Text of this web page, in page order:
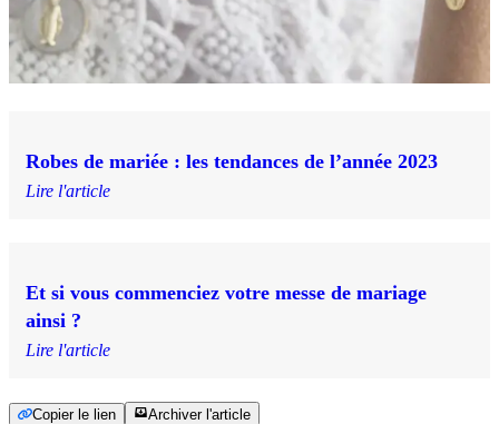
Robes de mariée : les tendances de l’année 2023
Lire l'article
Et si vous commenciez votre messe de mariage
ainsi ?
Lire l'article
Copier le lien Archiver l'article